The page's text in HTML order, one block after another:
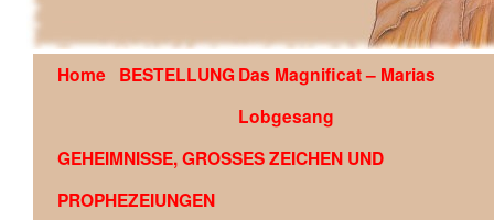
OFFENBARUNG AN EDSON GLAUBER DE SOUZA
Home BESTELLUNG Das Magnificat – Marias
Lobgesang
GEHEIMNISSE, GROSSES ZEICHEN UND
PROPHEZEIUNGEN